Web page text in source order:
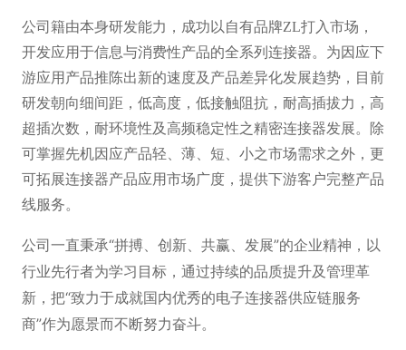
公司籍由本身研发能力，成功以自有品牌ZL打入市场，
开发应用于信息与消费性产品的全系列连接器。为因应下
游应用产品推陈出新的速度及产品差异化发展趋势，目前
研发朝向细间距，低高度，低接触阻抗，耐高插拔力，高
超插次数，耐环境性及高频稳定性之精密连接器发展。除
可掌握先机因应产品轻、薄、短、小之市场需求之外，更
可拓展连接器产品应用市场广度，提供下游客户完整产品
线服务。
公司一直秉承“拼搏、创新、共赢、发展”的企业精神，以
行业先行者为学习目标，通过持续的品质提升及管理革
新，把“致力于成就国内优秀的电子连接器供应链服务
商”作为愿景而不断努力奋斗。